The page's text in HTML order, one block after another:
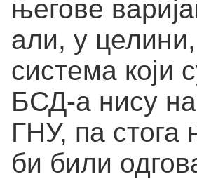
његове
али, у
система који
БСД-а нису
ГНУ, па
би били